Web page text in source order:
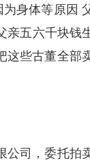
身体等原因
亲五六千块钱
这些古董全部
公司，委托拍